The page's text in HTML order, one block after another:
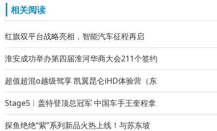
相关阅读
红旗双平台战略亮相，智能汽车征程再启
淮安成功举办第四届淮河华商大会211个签约
超值超混o越级驾享 凯翼昆仑iHD体验营（东
Stage5︱盖特登顶总冠军 中国车手王奎程拿
探鱼绝绝“紫”系列新品火热上线！与苏东坡